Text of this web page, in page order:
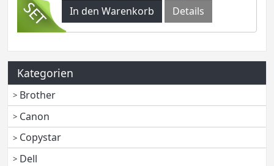
In den Warenkorb
Details
Kategorien
Brother
Canon
Copystar
Dell